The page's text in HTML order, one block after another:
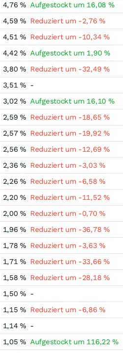
4,76 % Aufgestockt um 16,08 %
4,59 % Reduziert um -2,76 %
4,51 % Reduziert um -10,34 %
4,42 % Aufgestockt um 1,90 %
3,80 % Reduziert um -32,49 %
3,51 % -
3,02 % Aufgestockt um 16,10 %
2,59 % Reduziert um -18,65 %
2,57 % Reduziert um -19,92 %
2,56 % Reduziert um -12,69 %
2,36 % Reduziert um -3,03 %
2,26 % Reduziert um -6,58 %
2,20 % Reduziert um -11,52 %
2,00 % Reduziert um -0,70 %
1,96 % Reduziert um -36,78 %
1,78 % Reduziert um -3,63 %
1,71 % Reduziert um -33,66 %
1,58 % Reduziert um -28,18 %
1,50 % -
1,15 % Reduziert um -6,86 %
1,14 % -
1,05 % Aufgestockt um 116,22 %